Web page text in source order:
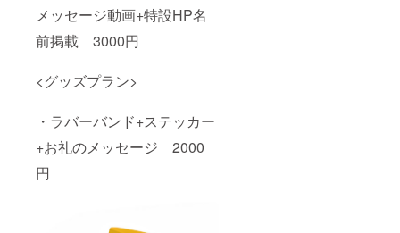
メッセージ動画+特設HP名
前掲載 3000円
<グッズプラン>
・ラバーバンド+ステッカー
+お礼のメッセージ 2000
円